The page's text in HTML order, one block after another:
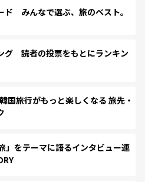
ド みんなで選ぶ、旅のベスト。
グ 読者の投票をもとにランキン
旅行がもっと楽しくなる 旅先・
」をテーマに語るインタビュー連